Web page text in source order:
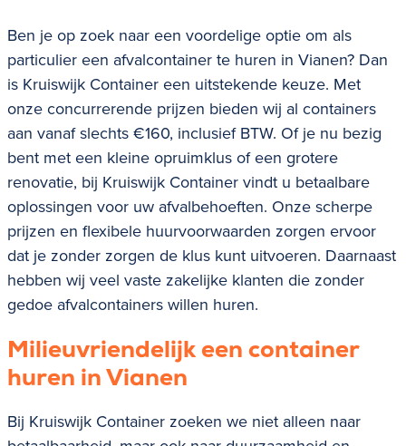
Ben je op zoek naar een voordelige optie om als
particulier een afvalcontainer te huren in Vianen? Dan
is Kruiswijk Container een uitstekende keuze. Met
onze concurrerende prijzen bieden wij al containers
aan vanaf slechts €160, inclusief BTW. Of je nu bezig
bent met een kleine opruimklus of een grotere
renovatie, bij Kruiswijk Container vindt u betaalbare
oplossingen voor uw afvalbehoeften. Onze scherpe
prijzen en flexibele huurvoorwaarden zorgen ervoor
dat je zonder zorgen de klus kunt uitvoeren. Daarnaast
hebben wij veel vaste zakelijke klanten die zonder
gedoe afvalcontainers willen huren.
Milieuvriendelijk een container
huren in Vianen
Bij Kruiswijk Container zoeken we niet alleen naar